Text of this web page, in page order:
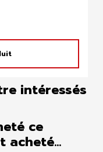
intéressés
ce